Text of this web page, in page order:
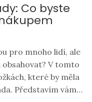
Co byste
pro mnoho lidí, ale
V tomto
které by měla
Představím vám